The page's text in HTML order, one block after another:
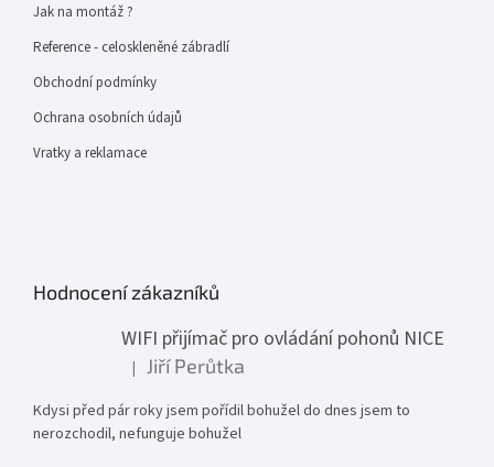
Jak na montáž ?
Reference - celoskleněné zábradlí
Obchodní podmínky
Ochrana osobních údajů
Vratky a reklamace
Hodnocení zákazníků
WIFI přijímač pro ovládání pohonů NICE
Hodnocení produktu je 1 z 5 hvězdiček.
| Jiří Perůtka
Kdysi před pár roky jsem pořídil bohužel do dnes jsem to
nerozchodil, nefunguje bohužel